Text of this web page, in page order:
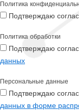
Политика
Подтверждаю
Политика обработки
Подтверждаю
данных
Персональные данные
Подтверждаю
данных в форме